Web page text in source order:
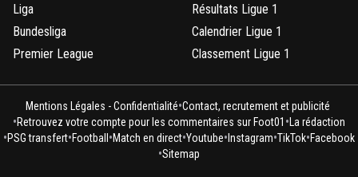
Liga
Bundesliga
Premier League
Résultats Ligue 1
Calendrier Ligue 1
Classement Ligue 1
Mentions Légales - Confidentialité•Contact, recrutement et publicité
•Retrouvez votre compte pour les commentaires sur Foot01 •La rédaction
•PSG transfert•Football•Match en direct•Youtube•Instagram•TikTok•Facebook
•Sitemap